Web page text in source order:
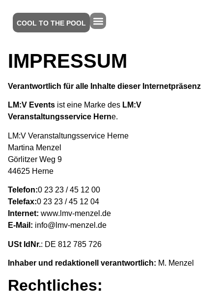
COOL TO THE POOL
IMPRESSUM
Verantwortlich für alle Inhalte dieser Internetpräsenz
LM:V Events ist eine Marke des LM:V
Veranstaltungsservice Herne.
LM:V Veranstaltungsservice Herne
Martina Menzel
Görlitzer Weg 9
44625 Herne
Telefon:0 23 23 / 45 12 00
Telefax:0 23 23 / 45 12 04
Internet: www.lmv-menzel.de
E-Mail: info@lmv-menzel.de
USt IdNr.: DE 812 785 726
Inhaber und redaktionell verantwortlich: M. Menzel
Rechtliches: